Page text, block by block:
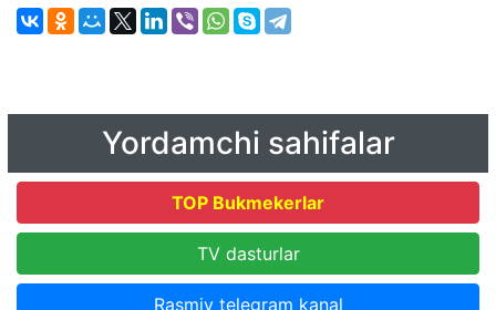
Yordamchi sahifalar
TOP Bukmekerlar
TV dasturlar
Rasmiy telegram kanal